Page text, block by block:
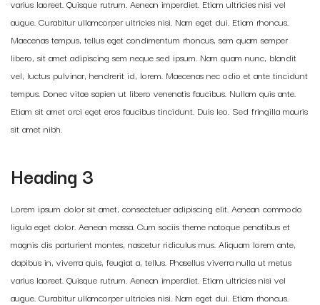
varius laoreet. Quisque rutrum. Aenean imperdiet. Etiam ultricies nisi vel
augue. Curabitur ullamcorper ultricies nisi. Nam eget dui. Etiam rhoncus.
Maecenas tempus, tellus eget condimentum rhoncus, sem quam semper
libero, sit amet adipiscing sem neque sed ipsum. Nam quam nunc, blandit
vel, luctus pulvinar, hendrerit id, lorem. Maecenas nec odio et ante tincidunt
tempus. Donec vitae sapien ut libero venenatis faucibus. Nullam quis ante.
Etiam sit amet orci eget eros faucibus tincidunt. Duis leo. Sed fringilla mauris
sit amet nibh.
Heading 3
Lorem ipsum dolor sit amet, consectetuer adipiscing elit. Aenean commodo
ligula eget dolor. Aenean massa. Cum sociis theme natoque penatibus et
magnis dis parturient montes, nascetur ridiculus mus. Aliquam lorem ante,
dapibus in, viverra quis, feugiat a, tellus. Phasellus viverra nulla ut metus
varius laoreet. Quisque rutrum. Aenean imperdiet. Etiam ultricies nisi vel
augue. Curabitur ullamcorper ultricies nisi. Nam eget dui. Etiam rhoncus.